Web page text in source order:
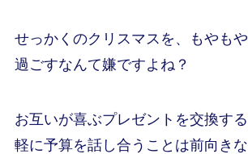
せっかくのクリスマスを、もやも
過ごすなんて嫌ですよね？
お互いが喜ぶプレゼントを交換す
軽に予算を話し合うことは前向き